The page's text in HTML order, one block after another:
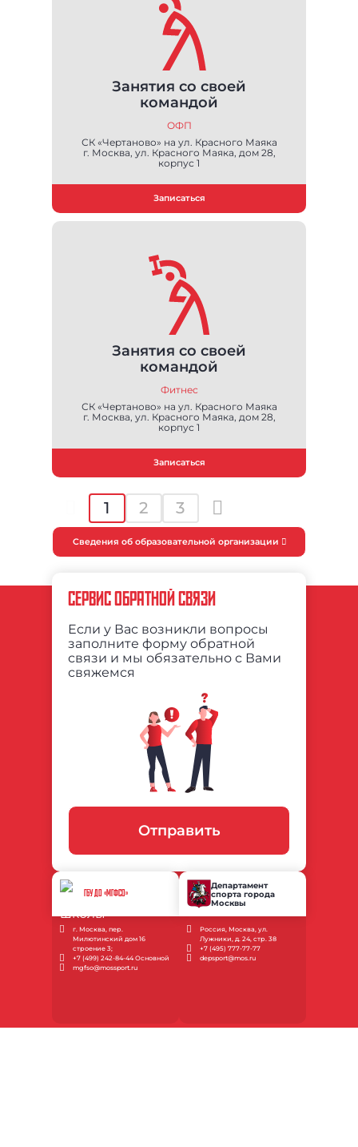
Занятия со своей
командой
ОФП
СК «Чертаново» на ул. Красного Маяка
г. Москва, ул. Красного Маяка, дом 28,
корпус 1
Записаться
Занятия со своей
командой
Фитнес
СК «Чертаново» на ул. Красного Маяка
г. Москва, ул. Красного Маяка, дом 28,
корпус 1
Записаться
1 2 3
Сведения об образовательной организации
СЕРВИС ОБРАТНОЙ СВЯЗИ
Если у Вас возникли вопросы
заполните форму обратной
связи и мы обязательно с Вами
свяжемся
Отправить
ГБУ ДО «МГФСО»
г. Москва, пер.
Милютинский дом 16
строение 3;
+7 (499) 242-84-44 Основной
mgfso@mossport.ru
Департамент
спорта города
Москвы
Россия, Москва, ул.
Лужники, д. 24, стр. 38
+7 (495) 777-77-77
depsport@mos.ru